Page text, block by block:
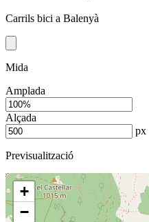
Carrils bici a Balenyà
Mida
Amplada
Alçada
px
Previsualització